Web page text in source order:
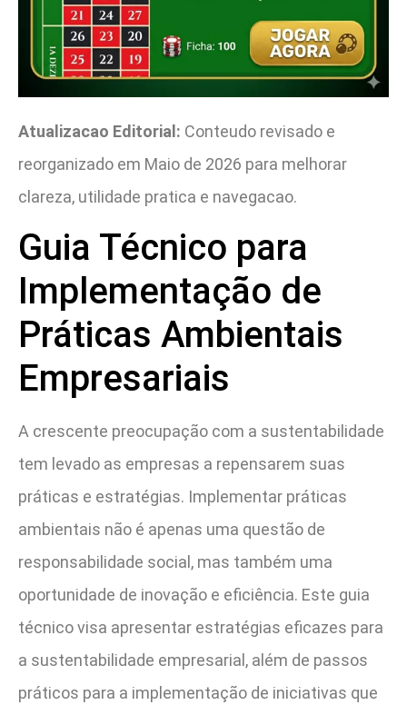
Atualizacao Editorial: Conteudo revisado e
reorganizado em Maio de 2026 para melhorar
clareza, utilidade pratica e navegacao.
Guia Técnico para
Implementação de
Práticas Ambientais
Empresariais
A crescente preocupação com a sustentabilidade
tem levado as empresas a repensarem suas
práticas e estratégias. Implementar práticas
ambientais não é apenas uma questão de
responsabilidade social, mas também uma
oportunidade de inovação e eficiência. Este guia
técnico visa apresentar estratégias eficazes para
a sustentabilidade empresarial, além de passos
práticos para a implementação de iniciativas que